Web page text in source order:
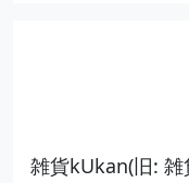
雑貨kUkan(旧: 雑